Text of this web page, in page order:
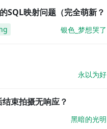
映射问题（完全萌新？
银色_梦想哭了
永以为好
束拍摄无响应？
黑暗的光明